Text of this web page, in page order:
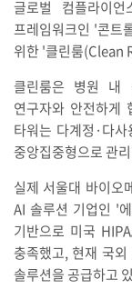
글로벌 컴플라이
프레임워크인 '콘트
위한 '클린룸(Clean
클린룸은 병원 내
연구자와 안전하게
타워는 다계정·다
중앙집중형으로 관
실제 서울대 바이오
AI 솔루션 기업인 '
기반으로 미국
충족했고, 현재 국
솔루션을 공급하고